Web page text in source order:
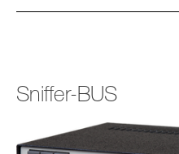
Sniffer-BUS